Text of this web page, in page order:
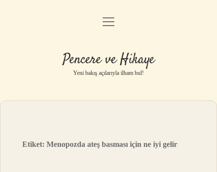
Anasayfa
Yasal Uyarı
menüyü
Pencere ve Hikaye
Yeni bakış açılarıyla ilham bul!
Etiket:Menopozda ateş basması için ne iyi gelir